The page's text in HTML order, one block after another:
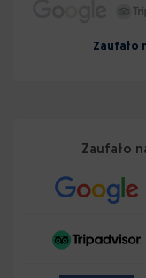
Zaufało
Zaufało